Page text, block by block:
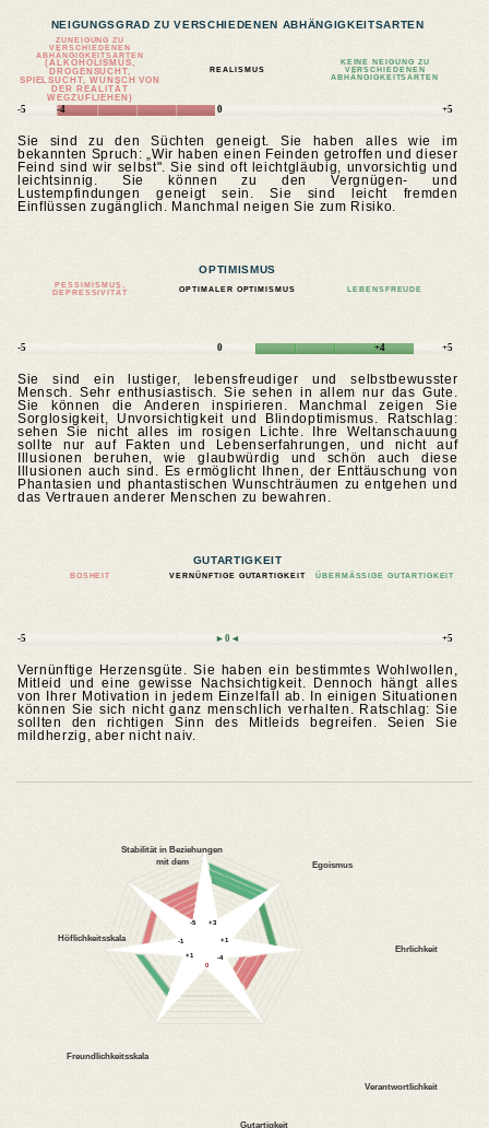
NEIGUNGSGRAD ZU VERSCHIEDENEN ABHÄNGIGKEITSARTEN
ZUNEIGUNG ZU
VERSCHIEDENEN
ABHÄNGIGKEITSARTEN
(ALKOHOLISMUS,
DROGENSUCHT,
SPIELSUCHT, WUNSCH VON
DER REALITÄT
WEGZUFLIEHEN)
REALISMUS
KEINE NEIGUNG ZU
VERSCHIEDENEN
ABHÄNGIGKEITSARTEN
-5 -4 0 +5
Sie sind zu den Süchten geneigt. Sie haben alles wie im
bekannten Spruch: „Wir haben einen Feinden getroffen und dieser
Feind sind wir selbst". Sie sind oft leichtgläubig, unvorsichtig und
leichtsinnig. Sie können zu den Vergnügen- und
Lustempfindungen geneigt sein. Sie sind leicht fremden
Einflüssen zugänglich. Manchmal neigen Sie zum Risiko.
OPTIMISMUS
PESSIMISMUS,
DEPRESSIVITÄT
OPTIMALER OPTIMISMUS LEBENSFREUDE
-5 0 +4 +5
Sie sind ein lustiger, lebensfreudiger und selbstbewusster
Mensch. Sehr enthusiastisch. Sie sehen in allem nur das Gute.
Sie können die Anderen inspirieren. Manchmal zeigen Sie
Sorglosigkeit, Unvorsichtigkeit und Blindoptimismus. Ratschlag:
sehen Sie nicht alles im rosigen Lichte. Ihre Weltanschauung
sollte nur auf Fakten und Lebenserfahrungen, und nicht auf
Illusionen beruhen, wie glaubwürdig und schön auch diese
Illusionen auch sind. Es ermöglicht Ihnen, der Enttäuschung von
Phantasien und phantastischen Wunschträumen zu entgehen und
das Vertrauen anderer Menschen zu bewahren.
GUTARTIGKEIT
BOSHEIT VERNÜNFTIGE GUTARTIGKEIT ÜBERMÄSSIGE GUTARTIGKEIT
-5 ►0◄ +5
Vernünftige Herzensgüte. Sie haben ein bestimmtes Wohlwollen,
Mitleid und eine gewisse Nachsichtigkeit. Dennoch hängt alles
von Ihrer Motivation in jedem Einzelfall ab. In einigen Situationen
können Sie sich nicht ganz menschlich verhalten. Ratschlag: Sie
sollten den richtigen Sinn des Mitleids begreifen. Seien Sie
mildherzig, aber nicht naiv.